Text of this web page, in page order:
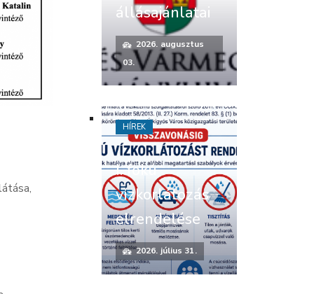
állásajánlatai
2026. augusztus
03.
I. fokú
vízkorlátozás
elrendelése
2026. július 31.
HÍREK